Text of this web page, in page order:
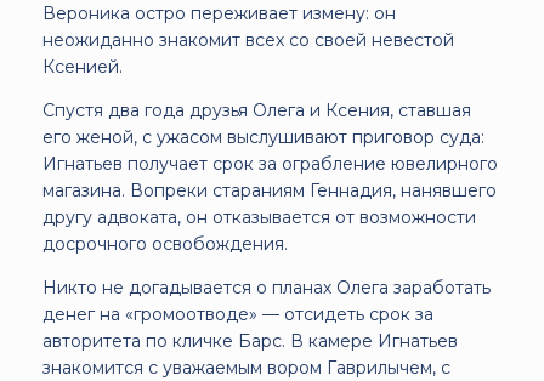
Вероника остро переживает измену: он
неожиданно знакомит всех со своей невестой
Ксенией.
Спустя два года друзья Олега и Ксения, ставшая
его женой, с ужасом выслушивают приговор суда:
Игнатьев получает срок за ограбление ювелирного
магазина. Вопреки стараниям Геннадия, нанявшего
другу адвоката, он отказывается от возможности
досрочного освобождения.
Никто не догадывается о планах Олега заработать
денег на «громоотводе» — отсидеть срок за
авторитета по кличке Барс. В камере Игнатьев
знакомится с уважаемым вором Гаврилычем, с